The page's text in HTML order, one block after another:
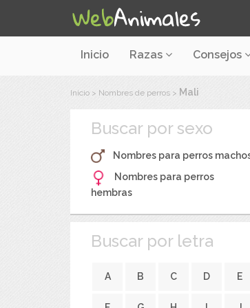
Inicio Razas Consejos
Inicio > Nombres de perros > Mali
Buscar por sexo
Nombres para perros
Nombres para perros
hembras
Buscar por letra
A B C D E